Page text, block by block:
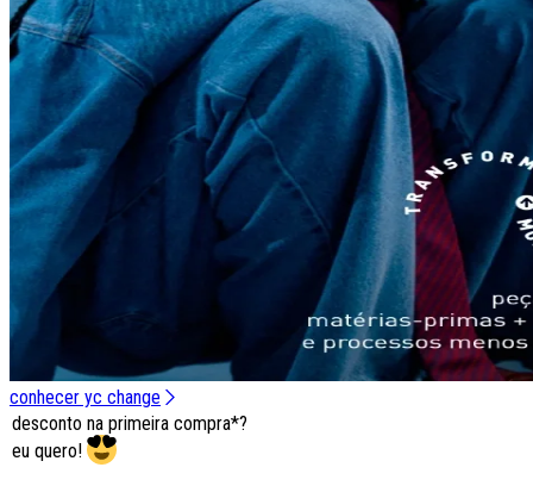
conhecer yc change
desconto na primeira compra*?
eu quero!